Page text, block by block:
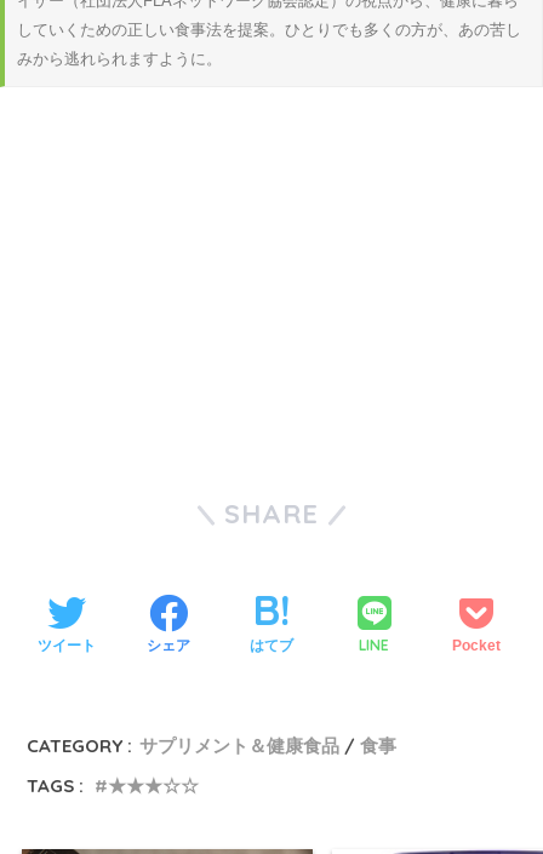
していくための正しい食事法を提案。ひとりでも多くの方が、あの苦し
みから逃れられますように。
SHARE
ツイート シェア はてブ LINE Pocket
CATEGORY : サプリメント＆健康食品
食事
TAGS :
★★★☆☆